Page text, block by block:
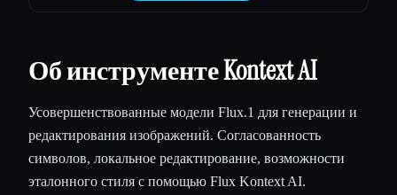
Об инструменте Kontext AI
Усовершенствованные модели Flux.1 для генерации и
редактирования изображений. Согласованность
символов, локальное редактирование, возможности
эталонного стиля с помощью Flux Kontext AI.